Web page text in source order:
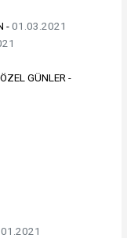
-01.03.2021
GÜNLER -